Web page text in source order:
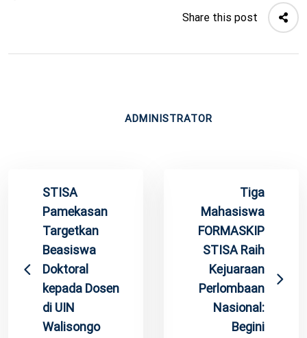
Share this post
ADMINISTRATOR
STISA
Pamekasan
Targetkan
Beasiswa
Doktoral
kepada Dosen
di UIN
Walisongo
Tiga
Mahasiswa
FORMASKIP
STISA Raih
Kejuaraan
Perlombaan
Nasional:
Begini